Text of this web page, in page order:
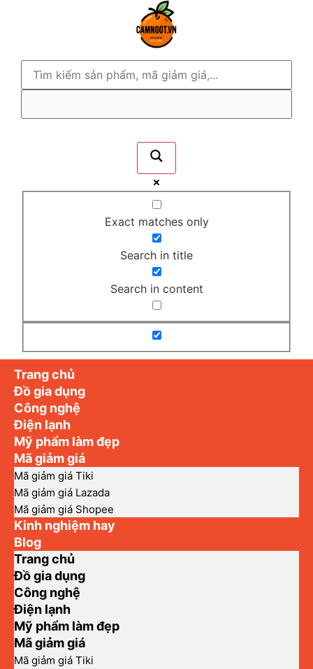
Exact matches only
Search in title
Search in content
Trang chủ
Đồ gia dụng
Công nghệ
Điện lạnh
Mỹ phẩm làm đẹp
Mã giảm giá
Mã giảm giá Tiki
Mã giảm giá Lazada
Mã giảm giá Shopee
Kinh nghiệm hay
Blog
Trang chủ
Đồ gia dụng
Công nghệ
Điện lạnh
Mỹ phẩm làm đẹp
Mã giảm giá
Mã giảm giá Tiki